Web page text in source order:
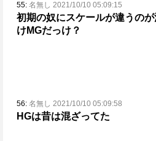
55: 名無し 2021/10/10 05:09:15
初期の奴にスケールが違うの
けMGだっけ？
56: 名無し 2021/10/10 05:09:58
HGは昔は混ざってた